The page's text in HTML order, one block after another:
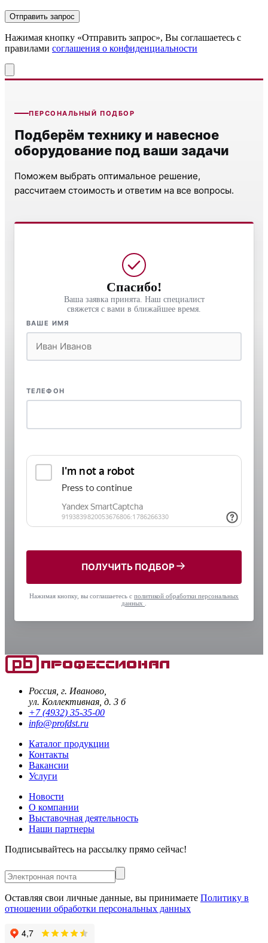
Нажимая кнопку «Отправить запрос», Вы соглашаетесь c
правилами соглашения о конфиденциальности
ПЕРСОНАЛЬНЫЙ ПОДБОР
Подберём технику и навесное
оборудование под ваши задачи
Поможем выбрать оптимальное решение,
рассчитаем стоимость и ответим на все вопросы.
Спасибо!
Ваша заявка принята. Наш специалист
свяжется с вами в ближайшее время.
ВАШЕ ИМЯ
ТЕЛЕФОН
ПОЛУЧИТЬ ПОДБОР
Нажимая кнопку, вы соглашаетесь с политикой обработки персональных
данных
Россия, г. Иваново,
ул. Коллективная, д. 3 б
+7 (4932) 35-35-00
info@profdst.ru
Каталог продукции
Контакты
Вакансии
Услуги
Новости
О компании
Выставочная деятельность
Наши партнеры
Подписывайтесь на рассылку прямо сейчас!
Оставляя свои личные данные, вы принимаете Политику в
отношении обработки персональных данных